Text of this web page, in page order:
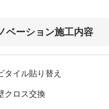
ベーション施工内容
タイル貼り替え
クロス交換